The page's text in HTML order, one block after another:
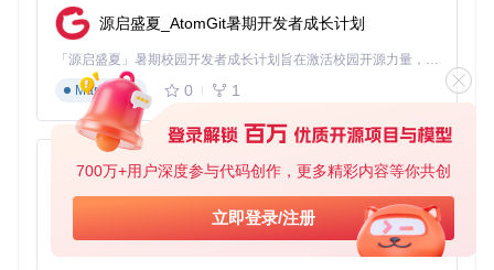
700万+用户深度参与代码创作，更多精彩内容等你共创
立即登录/注册
源启盛夏_AtomGit暑期开发者成长计划
「源启盛夏」暑期校园开发者成长计划旨在激活校园开源力量，通过积分激励、认证扶持、资源倾斜等形式，引导高校组织和开发者完成「入驻 — 建项目 — 做贡献 — 获认证 — 得资源」的完整闭环。无论你是想带领社团入驻平台的组织者，还是希望用代码贡献证明自己的开发者，都能在这里找到属于你的成长路径。
Markdown
0 1
py-xiaozhi
基于Python的Xiaozhi AI，适用于想要完整Xiaozhi体验而无需拥有专用硬件的用户。
Python
0 1